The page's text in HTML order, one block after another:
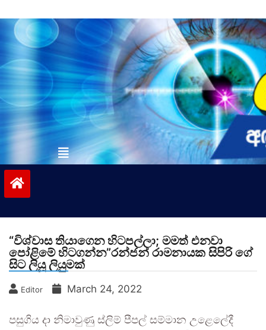
to
contentvinivida.lk
“විශ්වාස තියාගෙන හිටපල්ලා; මමත් එනවා
පෝළිමේ හිටගන්න”රන්ජන් රාමනායක සිපිරි ගේ
සිට ලියූ ලියුමක්
Editor March 24, 2022
පසුගිය දා නිමාවුණු ස්ලිම් පීපල් සම්මාන උළෙලේදී